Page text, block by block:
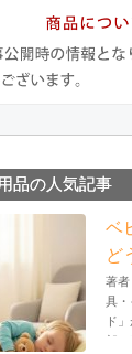
品の人気記事
ベ
ど
お
著者
具・
ド
部。